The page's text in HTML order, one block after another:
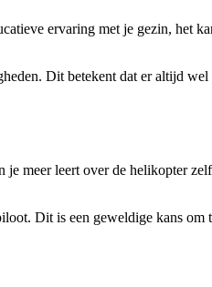
ervaring met je gezin, het
Dit betekent dat er altijd
meer leert over de helikopter
Dit is een geweldige kans om